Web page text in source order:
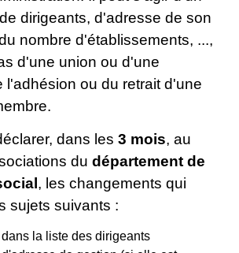
dirigeants, d'adresse de son
nombre d'établissements, ...,
d'une union ou d'une
l'adhésion ou du retrait d'une
dans les 3 mois, au
du département de
, les changements qui
sujets suivants :
la liste des dirigeants